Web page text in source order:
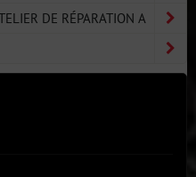
DE RÉPARATION A